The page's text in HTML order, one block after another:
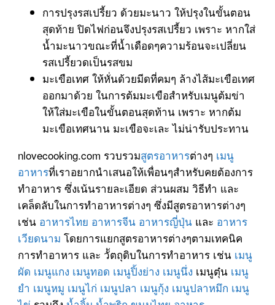
การปรุงรสเปรี้ยว ด้วยมะนาว ให้ปรุงในขั้นตอน
สุดท้าย ปิดไฟก่อนจึงปรุงรสเปรี้ยว เพราะ หากใส่
น้ำมะนาวขณะที่น้ำเดือดๆความร้อนจะเปลี่ยน
รสเปรี้ยวดเป็นรสขม
มะเขือเทศ ให้หั่นด้วยมีดที่คมๆ ล้างไส้มะเขือเทศ
ออกมาด้วย ในการต้มมะเขือสำหรับเมนูต้มข่า
ให้ใส่มะเขือในขั้นตอนสุดท้าน เพราะ หากต้ม
มะเขือเทศนาน มะเขือจะเละ ไม่น่ารับประทาน
nlovecooking.com รวบรวมสูตรอาหารต่างๆ เมนู
อาหารที่เราอยากนำเสนอให้เพื่อนๆสำหรับคยต้องการ
ทำอาหาร ซึ่งเน้นรายละเอียด ส่วนผสม วิธีทำ และ
เคล็ดลับในการทำอาหารต่างๆ ซึ่งมีสูตรอาหารต่างๆ
เช่น อาหารไทย อาหารจีน อาหารญี่ปุ่นและ อาหาร
เวียดนาม โดยการแยกสูตรอาหารต่างๆตามเทคนิค
การทำอาหาร และ วััตถุดิบในการทำอาหาร เช่น เมนู
ผัด เมนูแกง เมนูทอด เมนูปิ้งย่าง เมนูนึ่ง เมนูตุ๋น เมนู
ยำ เมนูหมู เมนูไก่ เมนูปลา เมนูกุ้ง เมนูปลาหมึก เมนู